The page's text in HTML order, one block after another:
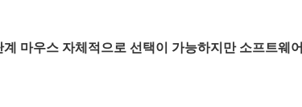
마우스 자체적으로 선택이 가능하지만 소프트웨